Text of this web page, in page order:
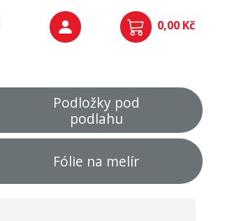
0,00 Kč
Podložky pod
podlahu
Fólie na melír